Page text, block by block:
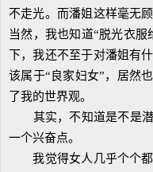
不走光。而潘姐这样毫无
当然，我也知道“脱光衣
下，我还不至于对潘姐有
该属于“良家妇女”，居然
了我的世界观。
其实，不知道是不是潜
一个兴奋点。
我觉得女人几乎个个都